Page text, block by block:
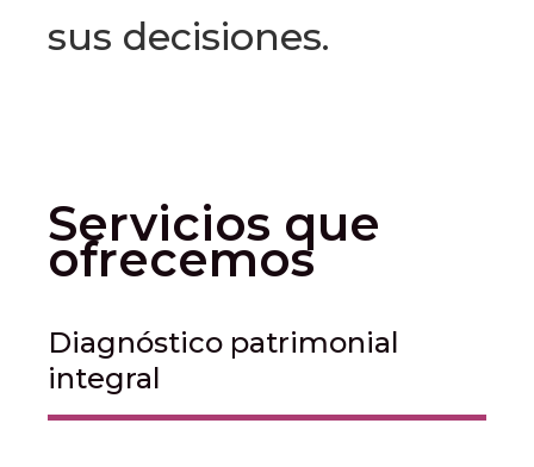
sus decisiones.
Servicios que
ofrecemos
Diagnóstico patrimonial
integral